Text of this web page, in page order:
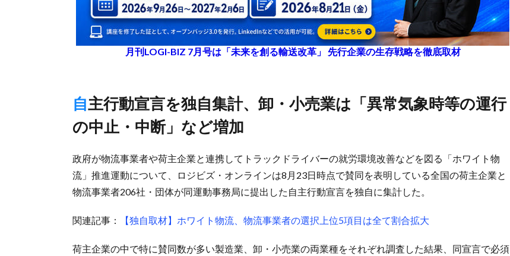
月刊LOGI-BIZ 7月号は「未来を創る輸送改革」 先行企業の生存戦略を徹底取材
自主行動宣言を独自集計、卸・小売業は「異常気象時等の運行
の中止・中断」など増加
政府が物流事業者や荷主企業と連携してトラックドライバーの就労環境改善などを図る「ホワイト物
流」推進運動について、ロジビズ・オンラインは8月23日時点で賛同を表明している全国の荷主企業と
物流事業者206社・団体が同運動事務局に提出した自主行動宣言を独自に集計した。
関連記事： 【独自取材】ホワイト物流、物流事業者の選択上位5項目は全て割合拡大
荷主企業の中で特に賛同数が多い製造業、卸・小売業の両業種をそれぞれ調査した結果、同宣言で必須